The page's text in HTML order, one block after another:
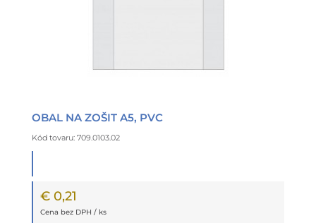
OBAL NA ZOŠIT A5, PVC
Kód tovaru: 709.0103.02
€ 0,21
Cena bez DPH / ks